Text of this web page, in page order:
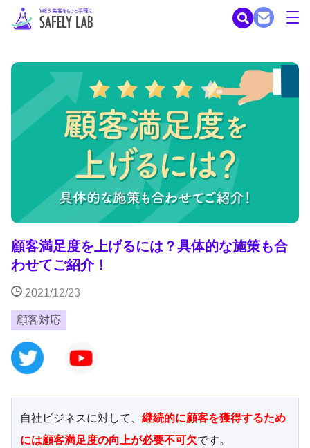
顧客満足度を上げるには？具体的な施策も合
わせてご紹介！
2021/12/23
顧客対応
自社ビジネスに対して、継続的に顧客を獲得するため
には顧客満足度の向上が必要不可欠です。